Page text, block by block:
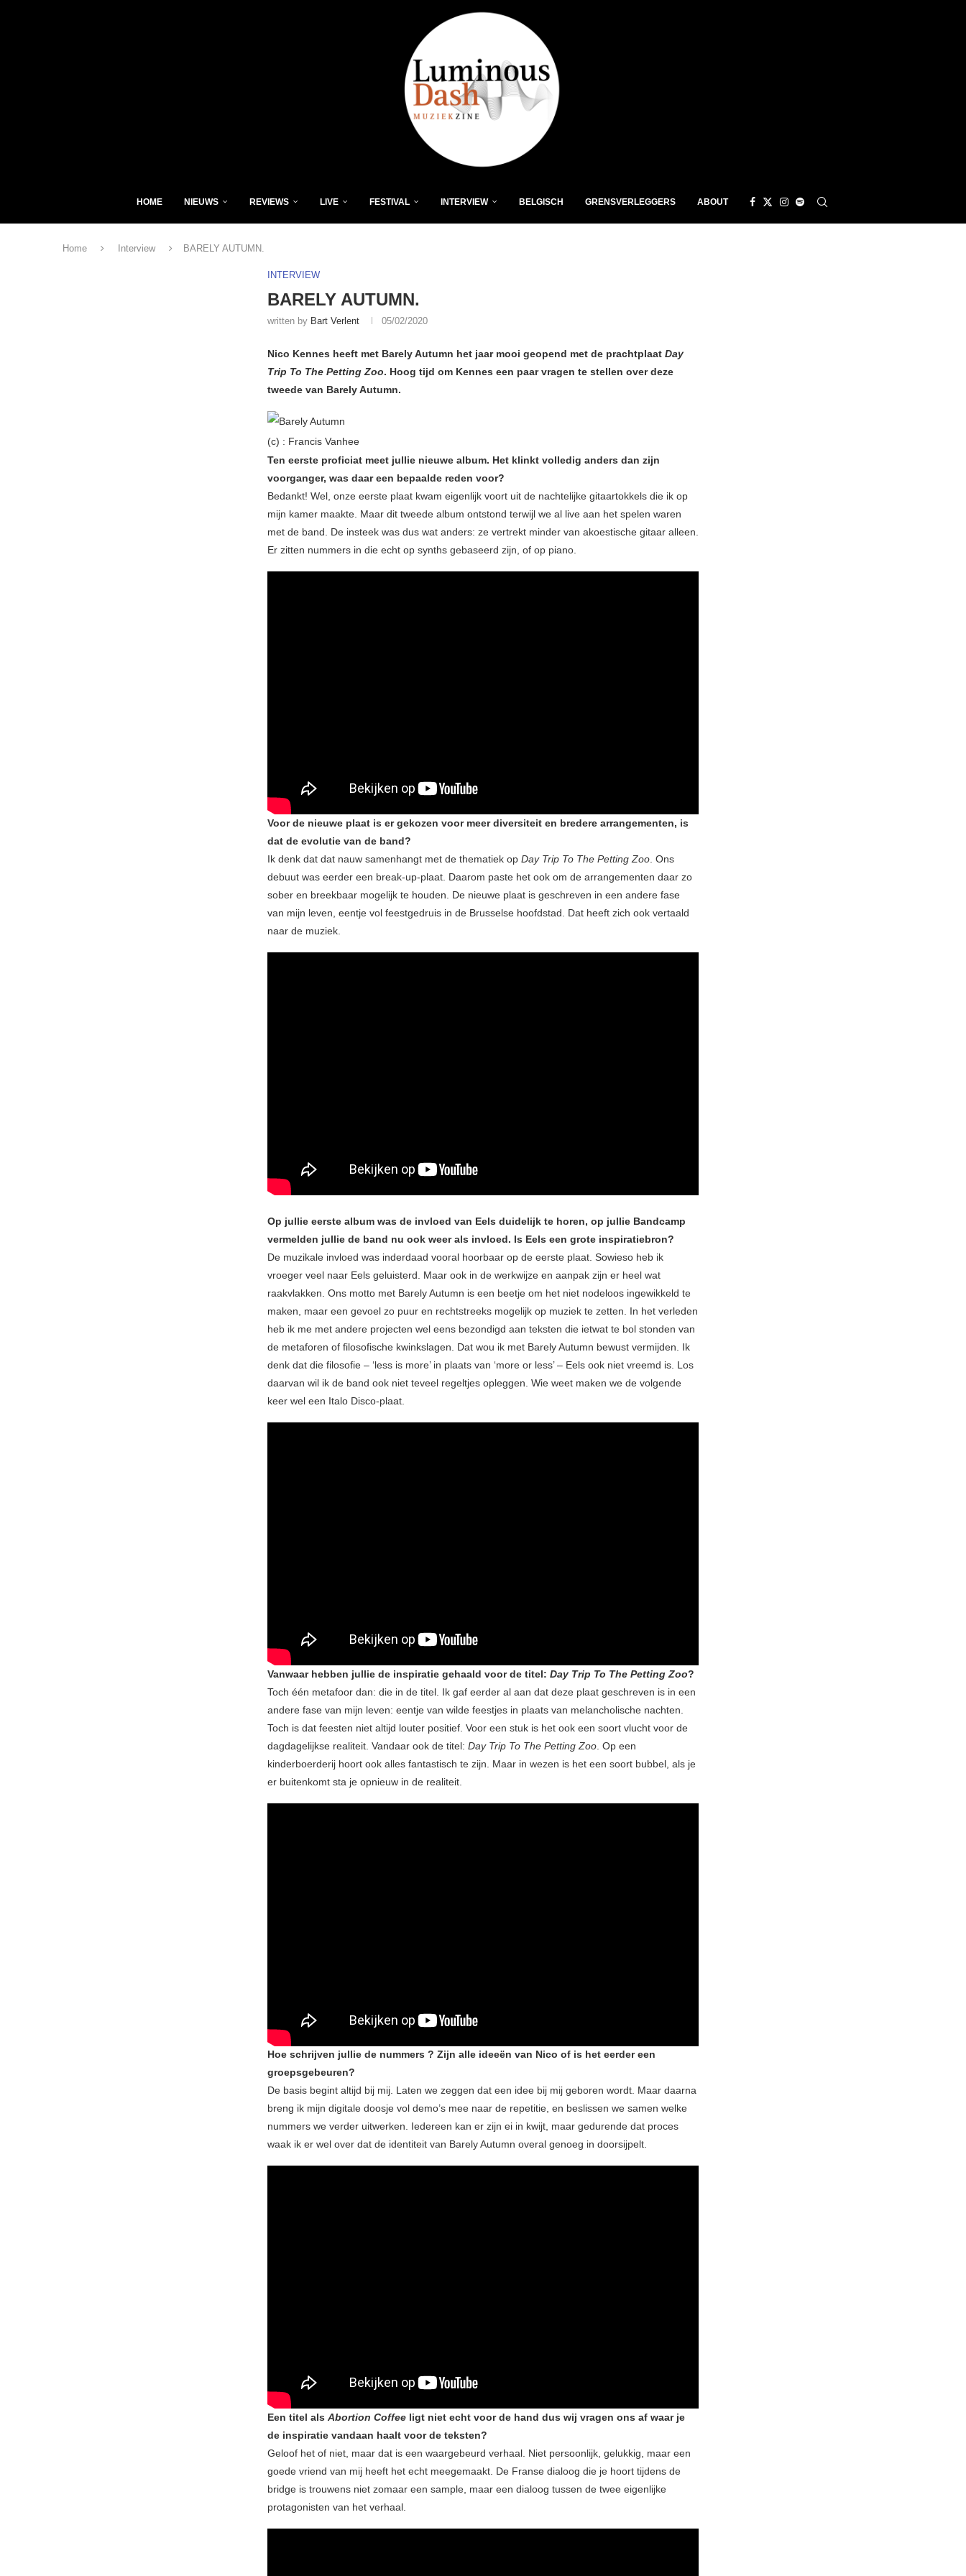
HOME NIEUWS REVIEWS LIVE FESTIVAL INTERVIEW BELGISCH GRENSVERLEGGERS ABOUT
Home Interview BARELY AUTUMN.
INTERVIEW
BARELY AUTUMN.
written by Bart Verlent 05/02/2020
Nico Kennes heeft met Barely Autumn het jaar mooi geopend met de prachtplaat Day
Trip To The Petting Zoo. Hoog tijd om Kennes een paar vragen te stellen over deze
tweede van Barely Autumn.
(c) : Francis Vanhee
Ten eerste proficiat meet jullie nieuwe album. Het klinkt volledig anders dan zijn
voorganger, was daar een bepaalde reden voor?
Bedankt! Wel, onze eerste plaat kwam eigenlijk voort uit de nachtelijke gitaartokkels die ik op
mijn kamer maakte. Maar dit tweede album ontstond terwijl we al live aan het spelen waren
met de band. De insteek was dus wat anders: ze vertrekt minder van akoestische gitaar alleen.
Er zitten nummers in die echt op synths gebaseerd zijn, of op piano.
Voor de nieuwe plaat is er gekozen voor meer diversiteit en bredere arrangementen, is
dat de evolutie van de band?
Ik denk dat dat nauw samenhangt met de thematiek op Day Trip To The Petting Zoo . Ons
debuut was eerder een break-up-plaat. Daarom paste het ook om de arrangementen daar zo
sober en breekbaar mogelijk te houden. De nieuwe plaat is geschreven in een andere fase
van mijn leven, eentje vol feestgedruis in de Brusselse hoofdstad. Dat heeft zich ook vertaald
naar de muziek.
Op jullie eerste album was de invloed van Eels duidelijk te horen, op jullie Bandcamp
vermelden jullie de band nu ook weer als invloed. Is Eels een grote inspiratiebron?
De muzikale invloed was inderdaad vooral hoorbaar op de eerste plaat. Sowieso heb ik
vroeger veel naar Eels geluisterd. Maar ook in de werkwijze en aanpak zijn er heel wat
raakvlakken. Ons motto met Barely Autumn is een beetje om het niet nodeloos ingewikkeld te
maken, maar een gevoel zo puur en rechtstreeks mogelijk op muziek te zetten. In het verleden
heb ik me met andere projecten wel eens bezondigd aan teksten die ietwat te bol stonden van
de metaforen of filosofische kwinkslagen. Dat wou ik met Barely Autumn bewust vermijden. Ik
denk dat die filosofie – ‘less is more’ in plaats van ‘more or less’ – Eels ook niet vreemd is. Los
daarvan wil ik de band ook niet teveel regeltjes opleggen. Wie weet maken we de volgende
keer wel een Italo Disco-plaat.
Vanwaar hebben jullie de inspiratie gehaald voor de titel: Day Trip To The Petting Zoo?
Toch één metafoor dan: die in de titel. Ik gaf eerder al aan dat deze plaat geschreven is in een
andere fase van mijn leven: eentje van wilde feestjes in plaats van melancholische nachten.
Toch is dat feesten niet altijd louter positief. Voor een stuk is het ook een soort vlucht voor de
dagdagelijkse realiteit. Vandaar ook de titel: Day Trip To The Petting Zoo . Op een
kinderboerderij hoort ook alles fantastisch te zijn. Maar in wezen is het een soort bubbel, als je
er buitenkomt sta je opnieuw in de realiteit.
Hoe schrijven jullie de nummers ? Zijn alle ideeën van Nico of is het eerder een
groepsgebeuren?
De basis begint altijd bij mij. Laten we zeggen dat een idee bij mij geboren wordt. Maar daarna
breng ik mijn digitale doosje vol demo’s mee naar de repetitie, en beslissen we samen welke
nummers we verder uitwerken. Iedereen kan er zijn ei in kwijt, maar gedurende dat proces
waak ik er wel over dat de identiteit van Barely Autumn overal genoeg in doorsijpelt.
Een titel als Abortion Coffee ligt niet echt voor de hand dus wij vragen ons af waar je
de inspiratie vandaan haalt voor de teksten?
Geloof het of niet, maar dat is een waargebeurd verhaal. Niet persoonlijk, gelukkig, maar een
goede vriend van mij heeft het echt meegemaakt. De Franse dialoog die je hoort tijdens de
bridge is trouwens niet zomaar een sample, maar een dialoog tussen de twee eigenlijke
protagonisten van het verhaal.